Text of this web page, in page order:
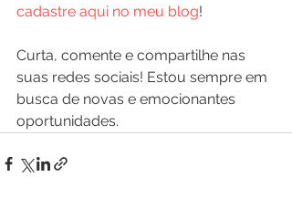
cadastre aqui no meu blog!
Curta, comente e compartilhe nas
suas redes sociais! Estou sempre em
busca de novas e emocionantes
oportunidades.